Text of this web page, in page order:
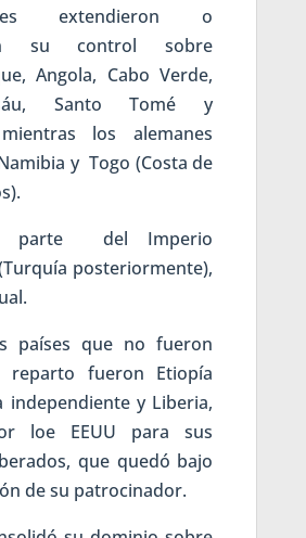
extendieron o
su control sobre
Angola, Cabo Verde,
Santo Tomé y
los alemanes
y Togo (Costa de
parte del Imperio
posteriormente),
países que no fueron
reparto fueron Etiopía
independiente y Liberia,
loe EEUU para sus
que quedó bajo
de su patrocinador.